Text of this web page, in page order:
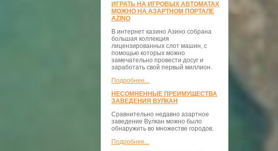
ИГРАТЬ НА ИГРОВЫХ АВТОМАТАХ
МОЖНО НА АЗАРТНОМ ПОРТАЛЕ
AZINO
В интернет казино Азино собрана
большая коллекция
лицензированных слот машин, с
помощью которых можно
замечательно провести досуг и
заработать свой первый миллион.
Подробнее...
НЕСОМНЕННЫЕ ПРЕИМУЩЕСТВА
ЗАВЕДЕНИЯ ВУЛКАН
Сравнительно недавно азартное
заведение Вулкан можно было
обнаружить во множестве городов.
Подробнее...